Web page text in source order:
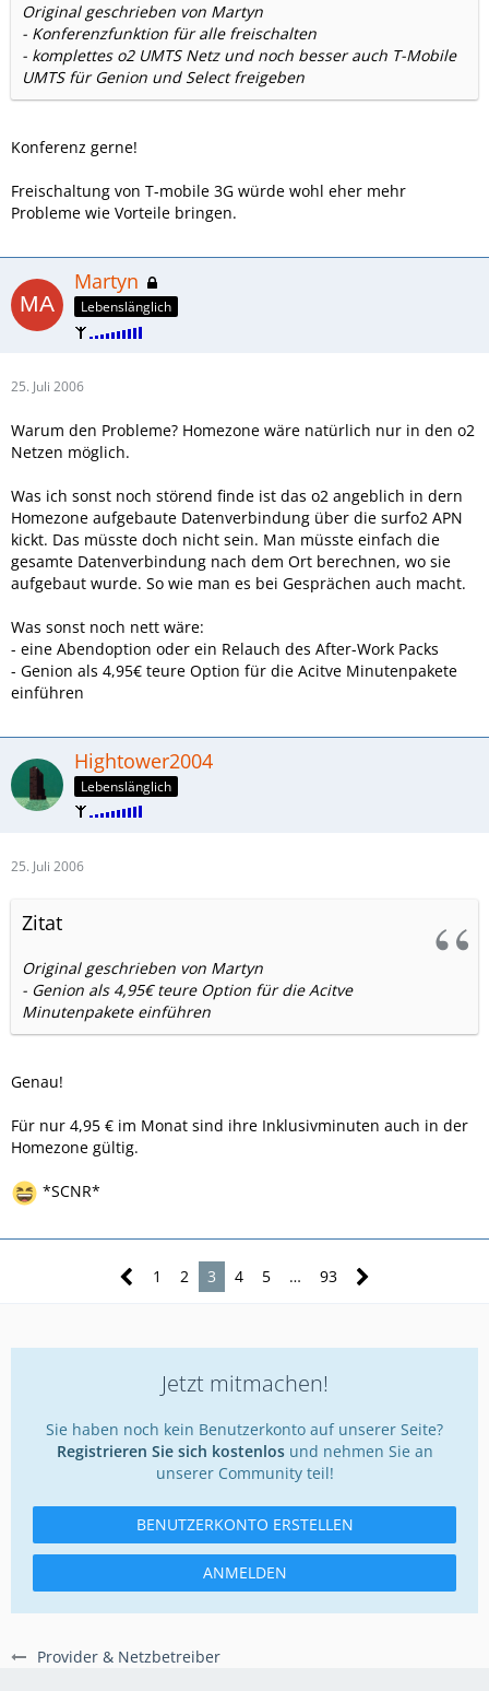
Provider & Netzbetreiber
Original geschrieben von Martyn
- Konferenzfunktion für alle freischalten
- komplettes o2 UMTS Netz und noch besser auch T-Mobile
UMTS für Genion und Select freigeben
Konferenz gerne!
Freischaltung von T-mobile 3G würde wohl eher mehr
Probleme wie Vorteile bringen.
Martyn
Lebenslänglich
25. Juli 2006
Warum den Probleme? Homezone wäre natürlich nur in den o2
Netzen möglich.
Was ich sonst noch störend finde ist das o2 angeblich in dern
Homezone aufgebaute Datenverbindung über die surfo2 APN
kickt. Das müsste doch nicht sein. Man müsste einfach die
gesamte Datenverbindung nach dem Ort berechnen, wo sie
aufgebaut wurde. So wie man es bei Gesprächen auch macht.
Was sonst noch nett wäre:
- eine Abendoption oder ein Relauch des After-Work Packs
- Genion als 4,95€ teure Option für die Acitve Minutenpakete
einführen
Hightower2004
Lebenslänglich
25. Juli 2006
Zitat
Original geschrieben von Martyn
- Genion als 4,95€ teure Option für die Acitve
Minutenpakete einführen
Genau!
Für nur 4,95 € im Monat sind ihre Inklusivminuten auch in der
Homezone gültig.
*SCNR*
1 2 3 4 5 … 93
Jetzt mitmachen!
Sie haben noch kein Benutzerkonto auf unserer Seite?
Registrieren Sie sich kostenlosund nehmen Sie an
unserer Community teil!
BENUTZERKONTO ERSTELLEN
ANMELDEN